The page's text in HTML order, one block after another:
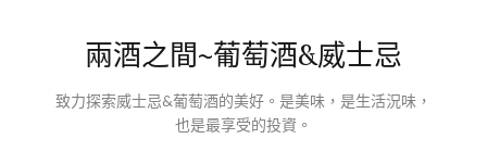
兩酒之間~葡萄酒&威士忌
致力探索威士忌&葡萄酒的美好。是美味，是生活況味，
也是最享受的投資。